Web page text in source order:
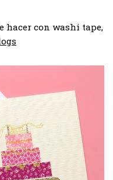
hacer con washi tape,